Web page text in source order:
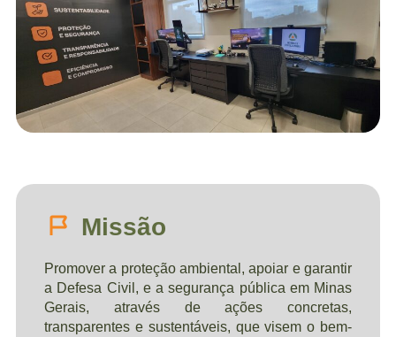
Missão
Promover a proteção ambiental, apoiar e garantir
a Defesa Civil, e a segurança pública em Minas
Gerais, através de ações concretas,
transparentes e sustentáveis, que visem o bem-